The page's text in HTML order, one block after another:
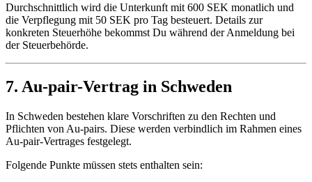
Durchschnittlich wird die Unterkunft mit 600 SEK monatlich und
die Verpflegung mit 50 SEK pro Tag besteuert. Details zur
konkreten Steuerhöhe bekommst Du während der Anmeldung bei
der Steuerbehörde.
7. Au-pair-Vertrag in Schweden
In Schweden bestehen klare Vorschriften zu den Rechten und
Pflichten von Au-pairs. Diese werden verbindlich im Rahmen eines
Au-pair-Vertrages festgelegt.
Folgende Punkte müssen stets enthalten sein: